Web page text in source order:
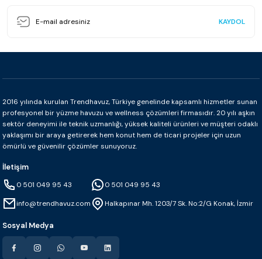
KAYDOL
2016 yılında kurulan Trendhavuz, Türkiye genelinde kapsamlı hizmetler sunan
profesyonel bir yüzme havuzu ve wellness çözümleri firmasıdır. 20 yılı aşkın
sektör deneyimi ile teknik uzmanlığı, yüksek kaliteli ürünleri ve müşteri odaklı
yaklaşımı bir araya getirerek hem konut hem de ticari projeler için uzun
ömürlü ve güvenilir çözümler sunuyoruz.
İletişim
0 501 049 95 43
info@trendhavuz.com
0 501 049 95 43
Halkapınar Mh. 1203/7 Sk. No:2/G Konak, İzmir
Sosyal Medya